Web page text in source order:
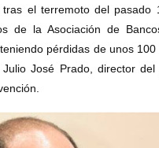
tras el terremoto del pasado
de la Asociación de
pérdidas de unos 100
Julio José Prado, director